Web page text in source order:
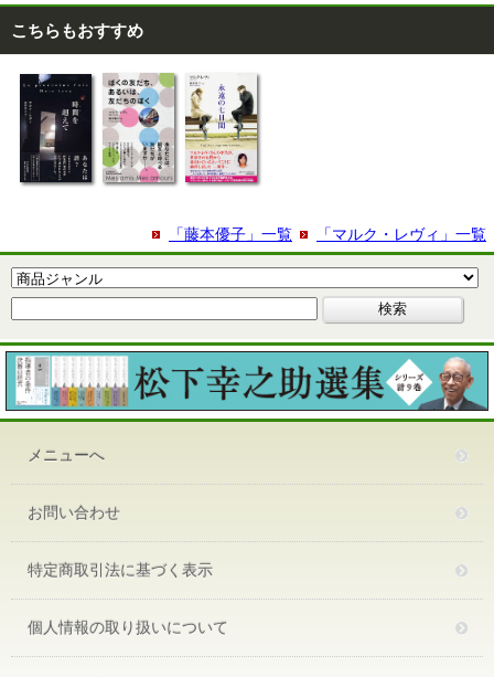
こちらもおすすめ
「マルク・レヴィ」一覧
「藤本優子」一覧
メニューへ
お問い合わせ
特定商取引法に基づく表示
個人情報の取り扱いについて